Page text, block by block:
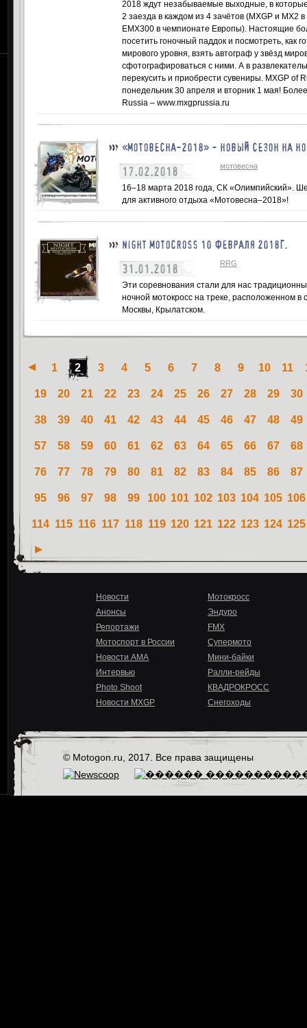
2018 ждут незабываемые выходные, в
2 заезда в каждом из 4 зачётов (MXGP и MX2
EMX300 в чемпионате Европы). Настоящие
посетить гоночный паддок и посмотреть, как
мирового уровня, взять автограф у звёзд
сфотографироваться с ними. А в
перекусить и приобрести сувениры. MXGP of
понедельник 30 апреля и вторник 1 мая!
Russia – www.mxgprussia.ru
«МОТОВЕСНА-2018» - НОВЫЙ СЕЗОН НА
17.02.2018 мотовесна
16–18 марта 2018 года, СК «Олимпийский».
для активного отдыха «Мотовесна–2018»!
NIGHT MOTOCROSS 10 ФЕВРАЛЯ 2018Г.
31.01.2018 RRG
Эти соревнования стали для нас
ночной мотокросс на треке, расположенном
Москвы, Крылатском.
1 2 3 4 5 6 7 8 9 10 11
19 20 21 22 23 24 25 26 27 28 29 30
38 39 40 41 42 43 44 45 46 47 48 49
57 58 59 60 61 62 63 64 65 66 67 68
76 77 78 79 80 81 82 83 84 85 86 87
95 96 97 98 99 100 101 102 103 104 105 106
114 115 116 117 118 119 120 121 122 123 124 125
Новости
Анонсы
Репортажи
Мотоспорт в России
Новости AMA
Интервью
Photo Shoot
Новости MXGP
Мотокросс
Эндуро
FMX
Супермото
Мини-байки
Ралли-рейды
КВАДРОКРОСС
Снегоходы
© Motogon.ru, 2017. Все права защищены